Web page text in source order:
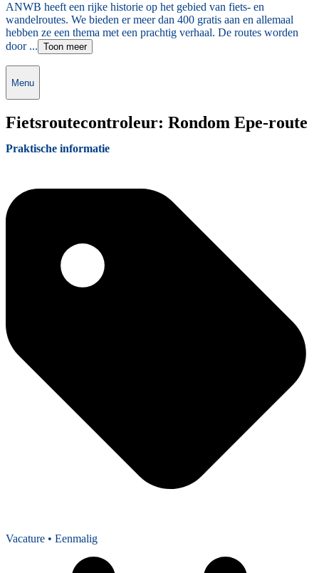
ANWB heeft een rijke historie op het gebied van fiets- en
wandelroutes. We bieden er meer dan 400 gratis aan en allemaal
hebben ze een thema met een prachtig verhaal. De routes worden
door ... Toon meer
Menu
Fietsroutecontroleur: Rondom Epe-route
Praktische informatie
Vacature • Eenmalig